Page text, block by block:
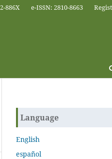
886X e-ISSN: 2810-8663
Language
English
español